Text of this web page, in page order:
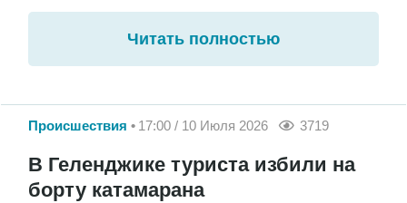
Читать полностью
Происшествия 17:00 / 10 Июля 2026 3719
В Геленджике туриста избили на
борту катамарана